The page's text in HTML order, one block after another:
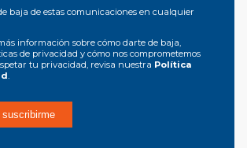
baja de estas comunicaciones en cualquier
información sobre cómo darte de baja,
de privacidad y cómo nos comprometemos
tu privacidad, revisa nuestra Política
.